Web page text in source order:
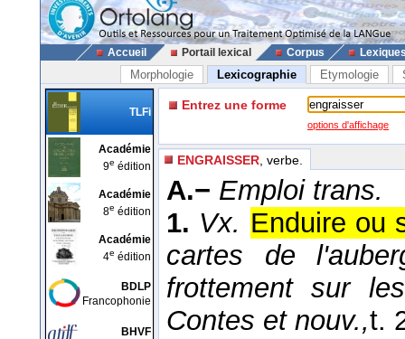
Accueil Portail lexical Corpus
Morphologie Lexicographie Etymologie
TLFi
Académie
9e édition
Académie
8e édition
Académie
4e édition
BDLP
Francophonie
BHVF
Entrez une forme
options d'affichage
ENGRAISSER , verbe.
A.− Emploi trans.
1. Vx. Enduire ou
cartes de
frottement sur
Contes et nouv.,t.